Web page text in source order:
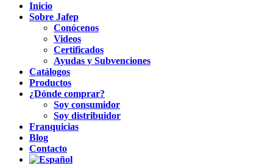
Inicio
Sobre Jafep
Conócenos
Videos
Certificados
Ayudas y Subvenciones
Catálogos
Productos
¿Dónde comprar?
Soy consumidor
Soy distribuidor
Franquicias
Blog
Contacto